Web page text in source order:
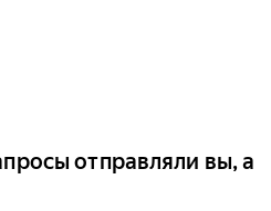
отправляли вы, а